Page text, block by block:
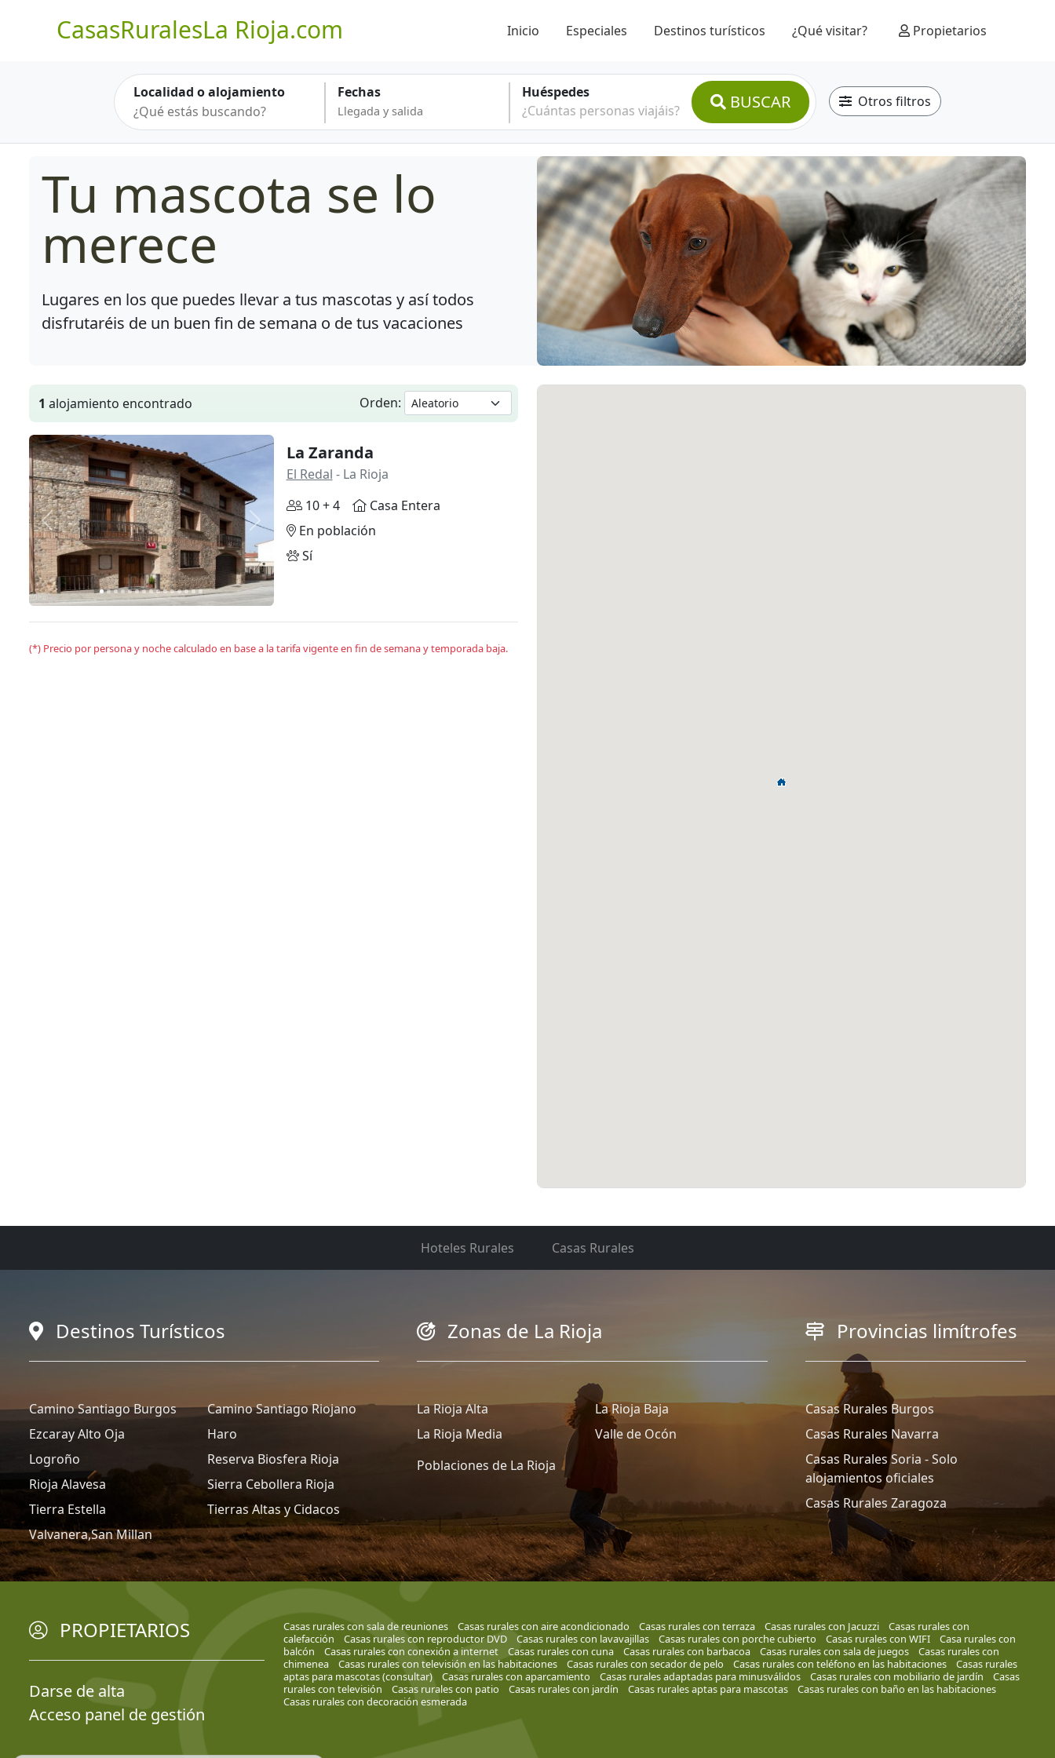
CasasRuralesLa Rioja.com Inicio Especiales Destinos turísticos ¿Qué visitar? Propietarios
Localidad o alojamiento Fechas
Huéspedes
¿Cuántas personas viajáis?
BUSCAR Otros filtros
Tu mascota se lo
merece
Lugares en los que puedes llevar a tus mascotas y así todos
disfrutaréis de un buen fin de semana o de tus vacaciones
1 alojamiento encontrado Orden:
Anterior Siguiente
La Zaranda
El Redal - La Rioja
10 + 4
Casa Entera
En población
Sí
(*) Precio por persona y noche calculado en base a la tarifa vigente en fin de semana y temporada baja.
Hoteles Rurales Casas Rurales
Destinos Turísticos
Camino Santiago Burgos
Camino Santiago Riojano
Ezcaray Alto Oja
Haro
Logroño
Reserva Biosfera Rioja
Rioja Alavesa
Sierra Cebollera Rioja
Tierra Estella
Tierras Altas y Cidacos
Valvanera,San Millan
Zonas de La Rioja
La Rioja Alta
La Rioja Baja
La Rioja Media
Valle de Ocón
Poblaciones de La Rioja
Provincias limítrofes
Casas Rurales Burgos
Casas Rurales Navarra
Casas Rurales Soria - Solo
alojamientos oficiales
Casas Rurales Zaragoza
PROPIETARIOS
Darse de alta
Acceso panel de gestión
Casas rurales con sala de reuniones Casas rurales con aire acondicionado Casas rurales con terraza Casas rurales con Jacuzzi
Casas rurales con
calefacción
Casas rurales con reproductor DVD Casas rurales con lavavajillas Casas rurales con porche cubierto Casas rurales con WIFI
Casa rurales con
balcón
Casas rurales con conexión a internet Casas rurales con cuna Casas rurales con barbacoa Casas rurales con sala de juegos
Casas rurales con
chimenea
Casas rurales con televisión en las habitaciones Casas rurales con secador de pelo Casas rurales con teléfono en las habitaciones
Casas rurales
aptas para mascotas (consultar)
Casas rurales con aparcamiento Casas rurales adaptadas para minusválidos Casas rurales con mobiliario de jardín
Casas
rurales con televisión
Casas rurales con patio Casas rurales con jardín Casas rurales aptas para mascotas
Casas rurales con baño en las habitaciones
Casas rurales con decoración esmerada